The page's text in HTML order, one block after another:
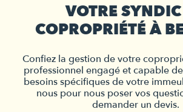
VOTRE
COPROPRIÉTÉ À
Confiez la gestion de votre
professionnel engagé et capable
besoins spécifiques de votre
nous pour nous poser vos
demander un devis.